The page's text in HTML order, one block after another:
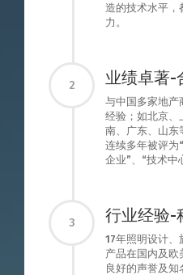
造的技术水平，
力。
2 业绩卓著-
与中国多家地产
经验；如北京、
南、广东、山东
连续多年被评为
企业”、“技术中
3 行业经验-
17年照明设计、
产品在国内及欧
良好的声誉及